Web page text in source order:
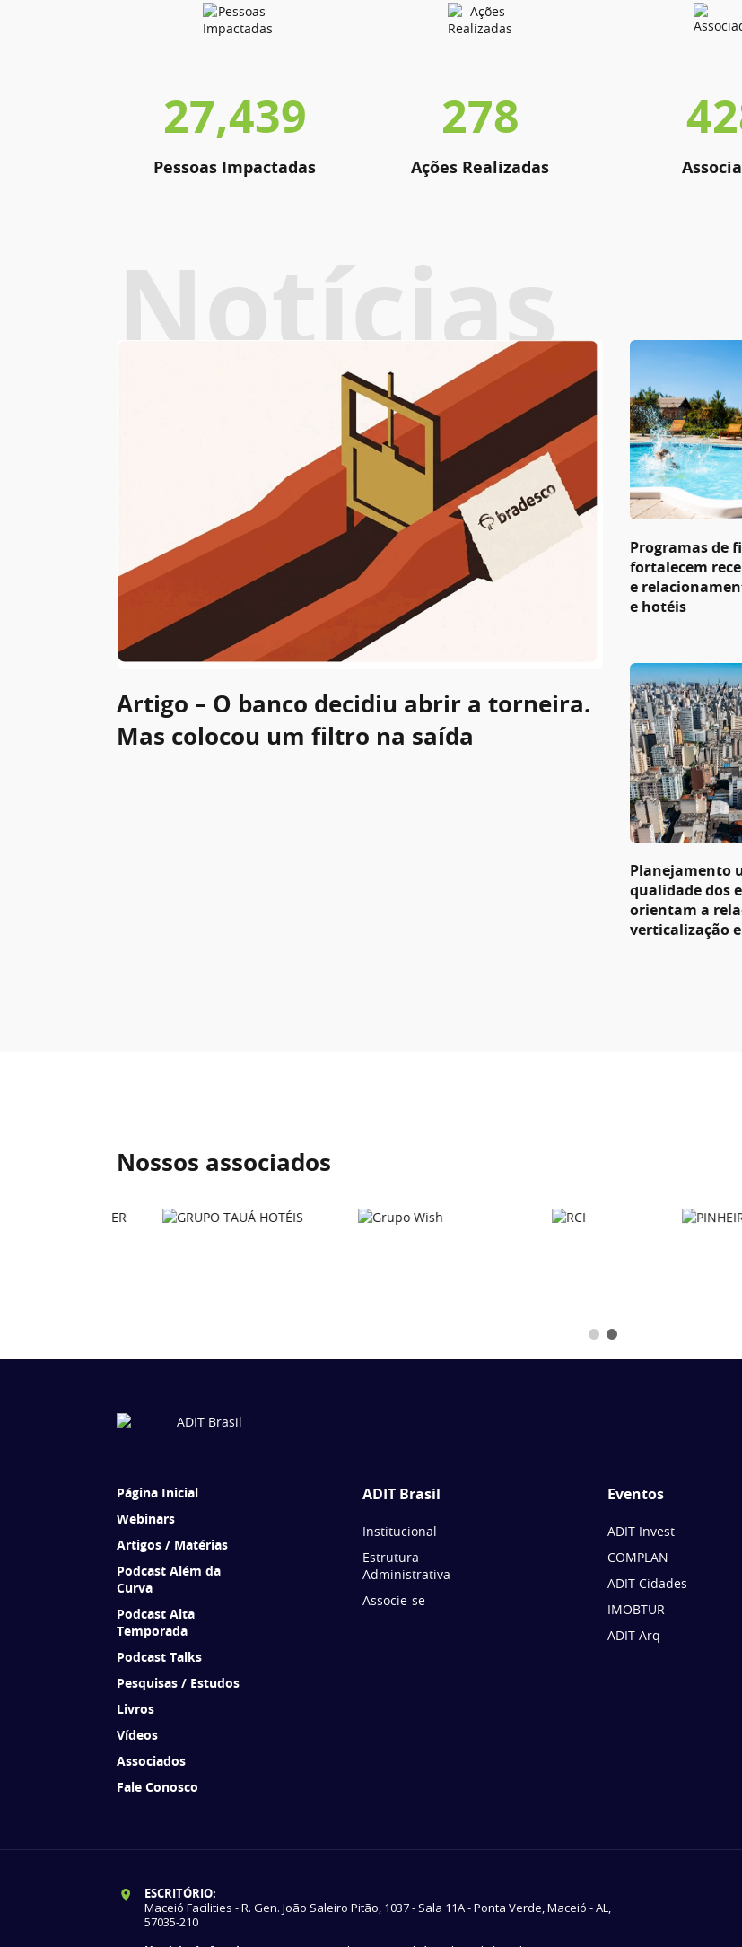
27,439
Pessoas Impactadas
278
Ações Realizadas
Notícias
Artigo – O banco decidiu abrir a torneira.
Mas colocou um filtro na saída
Programas de
fortalecem
e
e hotéis
Planejamento
qualidade dos
orientam a
verticalização
Nossos associados
Página Inicial
Webinars
Artigos / Matérias
Podcast Além da
Curva
Podcast Alta
Temporada
Podcast Talks
Pesquisas / Estudos
Livros
Vídeos
Associados
Fale Conosco
ADIT Brasil
Institucional
Estrutura
Administrativa
Associe-se
Eventos
ADIT Invest
COMPLAN
ADIT Cidades
IMOBTUR
ADIT Arq
ESCRITÓRIO:
Maceió Facilities - R. Gen. João Saleiro Pitão, 1037 - Sala 11A - Ponta Verde, Maceió - AL,
57035-210